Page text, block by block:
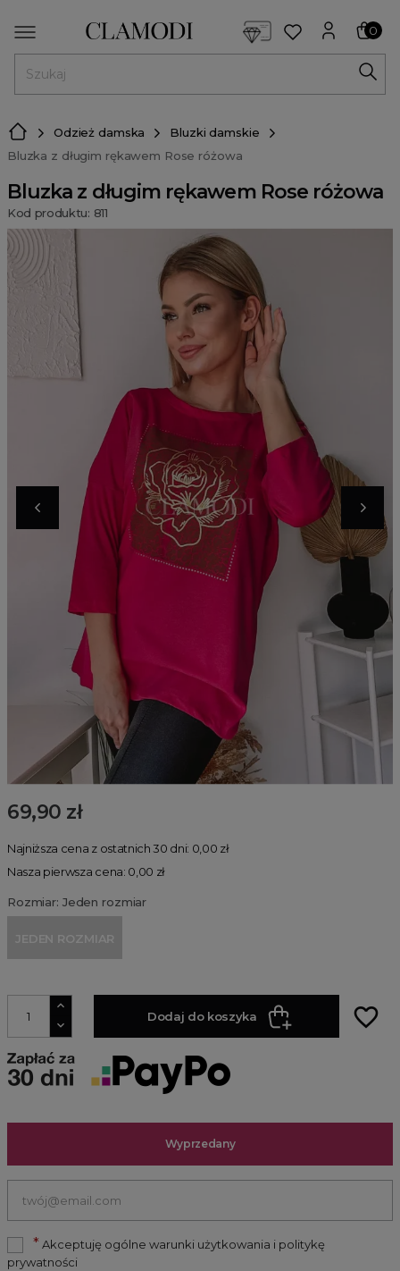
0
Odzież damska
Bluzki damskie
Bluzka z długim rękawem Rose różowa
Bluzka z długim rękawem Rose różowa
Kod produktu: 811
69,90 zł
Najniższa cena z ostatnich 30 dni: 0,00 zł
Nasza pierwsza cena: 0,00 zł
Rozmiar: Jeden rozmiar
JEDEN ROZMIAR
Dodaj do koszyka favorite_border
Wyprzedany
* Akceptuję ogólne warunki użytkowania i politykę
prywatności